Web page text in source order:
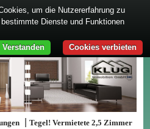
|Tegel! Vermietete 2,5 Zimmer
um die Nutzererfahrung zu
Dienste und Funktionen
Cookies verbieten
Verstanden